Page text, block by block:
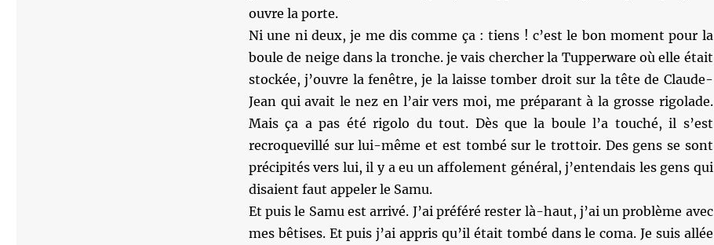
ouvre la porte.
Ni une ni deux, je me dis comme ça : tiens ! c’est le bon moment pour la
boule de neige dans la tronche. je vais chercher la Tupperware où elle était
stockée, j’ouvre la fenêtre, je la laisse tomber droit sur la tête de Claude-
Jean qui avait le nez en l’air vers moi, me préparant à la grosse rigolade.
Mais ça a pas été rigolo du tout. Dès que la boule l’a touché, il s’est
recroquevillé sur lui-même et est tombé sur le trottoir. Des gens se sont
précipités vers lui, il y a eu un affolement général, j’entendais les gens qui
disaient faut appeler le Samu.
Et puis le Samu est arrivé. J’ai préféré rester là-haut, j’ai un problème avec
mes bêtises. Et puis j’ai appris qu’il était tombé dans le coma. Je suis allée